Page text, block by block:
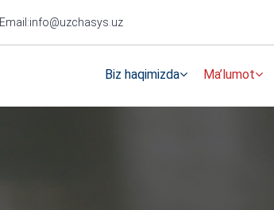
Email:info@uzchasys.uz
Biz haqimizda Ma’lumot